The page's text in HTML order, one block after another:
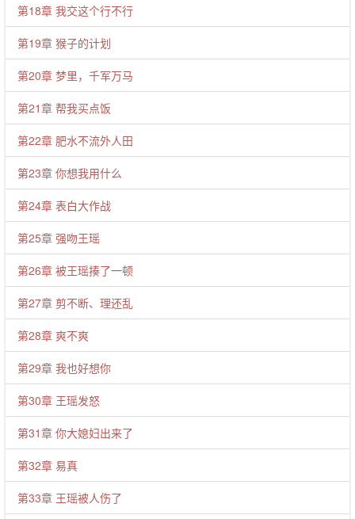
第18章 我交这个行不行
第19章 猴子的计划
第20章 梦里，千军万马
第21章 帮我买点饭
第22章 肥水不流外人田
第23章 你想我用什么
第24章 表白大作战
第25章 强吻王瑶
第26章 被王瑶揍了一顿
第27章 剪不断、理还乱
第28章 爽不爽
第29章 我也好想你
第30章 王瑶发怒
第31章 你大媳妇出来了
第32章 易真
第33章 王瑶被人伤了